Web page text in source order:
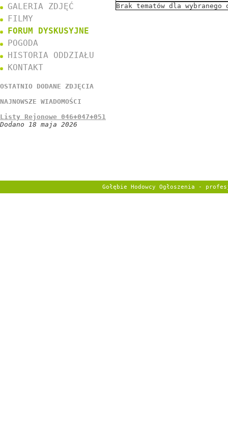
Brak tematów dla wybranego
GALERIA ZDJĘĆ
FILMY
FORUM DYSKUSYJNE
POGODA
HISTORIA ODDZIAŁU
KONTAKT
OSTATNIO DODANE ZDJĘCIA
NAJNOWSZE WIADOMOŚCI
Listy Rejonowe 046+047+051
Dodano 18 maja 2026
Gołębie Hodowcy Ogłoszenia -